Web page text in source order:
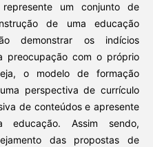
um conjunto de
de uma educação
demonstrar os indícios
preocupação com o próprio
o modelo de formação
perspectiva de currículo
de conteúdos e apresente
educação. Assim sendo,
das propostas de